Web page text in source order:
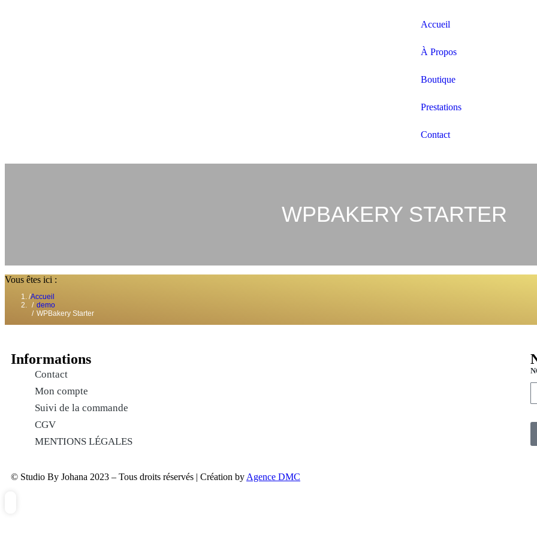
Accueil
À Propos
Boutique
Prestations
Contact
WPBAKERY STARTER
Vous êtes ici :
Accueil
demo
WPBakery Starter
Informations
Contact
Mon compte
Suivi de la commande
CGV
MENTIONS LÉGALES
© Studio By Johana 2023 – Tous droits réservés | Création by Agence DMC